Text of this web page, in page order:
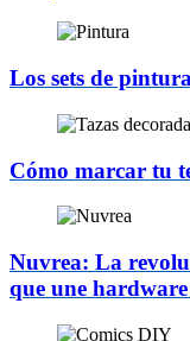
Los sets de
Cómo marcar tu
Nuvrea: La
que une